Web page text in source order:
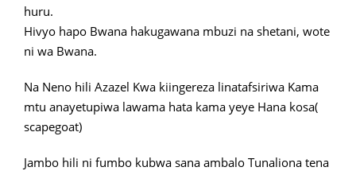
huru.
Hivyo hapo Bwana hakugawana mbuzi na shetani, wote
ni wa Bwana.
Na Neno hili Azazel Kwa kiingereza linatafsiriwa Kama
mtu anayetupiwa lawama hata kama yeye Hana kosa(
scapegoat)
Jambo hili ni fumbo kubwa sana ambalo Tunaliona tena